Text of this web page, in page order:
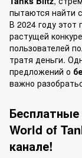
пытаются найти
В 2024 году этот
растущей
пользователей
тратя деньги.
предложений о
важно
World of
канале!